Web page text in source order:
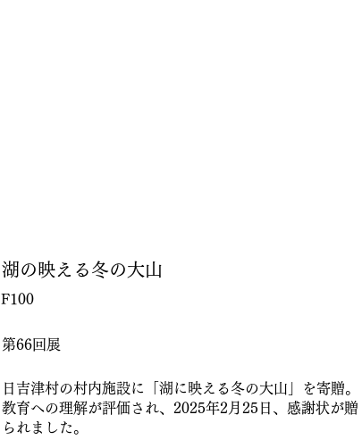
湖の映える冬の大山
F100
第66回展
日吉津村の村内施設に「湖に映える冬の大山」を寄贈。
教育への理解が評価され、2025年2月25日、感謝状が贈
られました。